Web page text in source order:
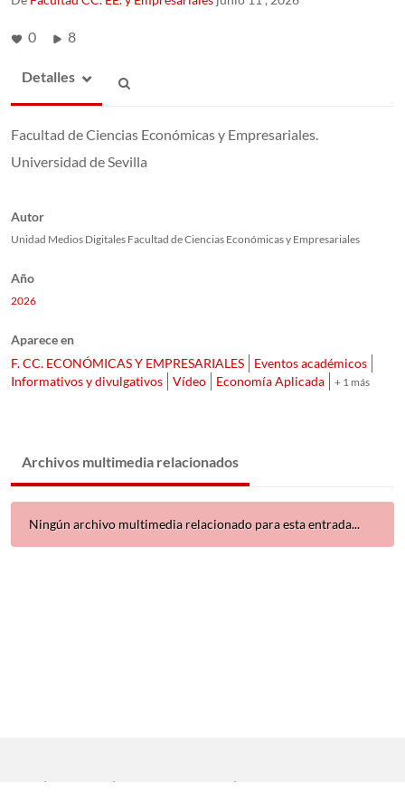
0 8
Detalles
Facultad de Ciencias Económicas y Empresariales.
Universidad de Sevilla
Autor
Unidad Medios Digitales Facultad de Ciencias Económicas y Empresariales
Año
2026
Aparece en
F. CC. ECONÓMICAS Y EMPRESARIALES
Eventos académicos
Informativos y divulgativos
Vídeo Economía Aplicada + 1 más
Archivos multimedia relacionados
Ningún archivo multimedia relacionado para esta entrada...
| | |